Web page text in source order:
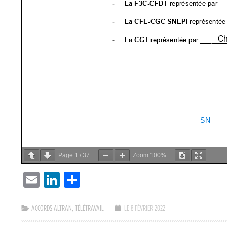
Page 1 / 37 Zoom 100%
EMAIL LINKEDIN
ACCORDS ALTRAN TÉLÉTRAVAIL LE 8 FÉVRIER 2022